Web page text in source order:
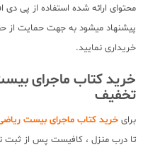
محتوای ارائه شده استفاده از پی
پیشنهاد میشود به جهت حمایت از
خریداری نمایید.
خرید کتاب ماجرای
تخفیف
برای خرید کتاب ماجرای بیست ریاضی 1 خیلی
تا درب منزل ، کافیست پس از ثبت